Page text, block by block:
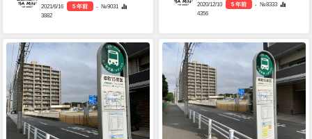
2021/6/16 5 年前
- №9031
3882
2020/12/10 5 年前
- №8333
4356